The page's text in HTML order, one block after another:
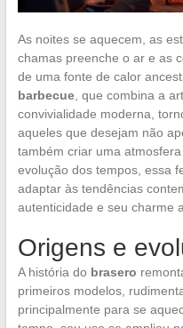
As noites se aquecem, as
chamas preenche o ar e as
de uma fonte de calor
barbecue, que combina a
convivialidade moderna,
aqueles que desejam não
também criar uma
evolução dos tempos, essa
adaptar às tendências
autenticidade e seu charme
Origens e
A história do brasero
primeiros modelos,
principalmente para se